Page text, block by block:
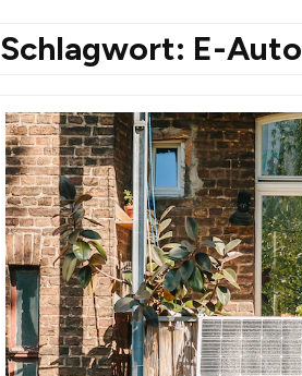
Schlagwort: E-Auto